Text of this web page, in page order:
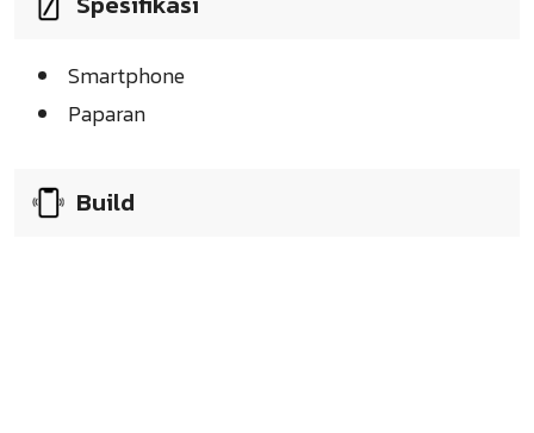
Smartphone
Paparan
Build